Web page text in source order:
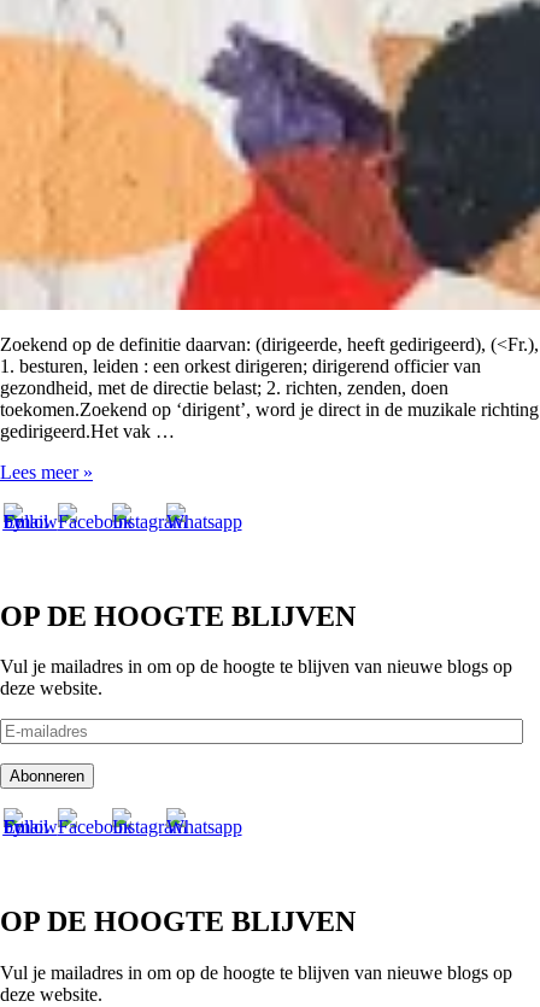
Zoekend op de definitie daarvan: (dirigeerde, heeft gedirigeerd), (<Fr.),
1. besturen, leiden : een orkest dirigeren; dirigerend officier van
gezondheid, met de directie belast; 2. richten, zenden, doen
toekomen.Zoekend op ‘dirigent’, word je direct in de muzikale richting
gedirigeerd.Het vak …
Dirigeren
Lees meer »
OP DE HOOGTE BLIJVEN
Vul je mailadres in om op de hoogte te blijven van nieuwe blogs op
deze website.
E-
mailadres
Abonneren
OP DE HOOGTE BLIJVEN
Vul je mailadres in om op de hoogte te blijven van nieuwe blogs op
deze website.